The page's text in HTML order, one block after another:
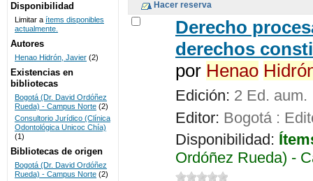
BIBLIOTECAS
UNICOC
Derecho
derechos
por Henao
Edición: 2 Ed. aum.
Editor: Bogotá :
Disponibilidad:
Ordóñez Rueda) -
Disponibilidad
Limitar a ítems disponibles
actualmente.
Autores
Henao Hidrón, Javier (2)
Existencias en
bibliotecas
Bogotá (Dr. David Ordóñez
Rueda) - Campus Norte (2)
Consultorio Jurídico (Clínica
Odontológica Unicoc Chía)
(1)
Bibliotecas de origen
Bogotá (Dr. David Ordóñez
Rueda) - Campus Norte (2)